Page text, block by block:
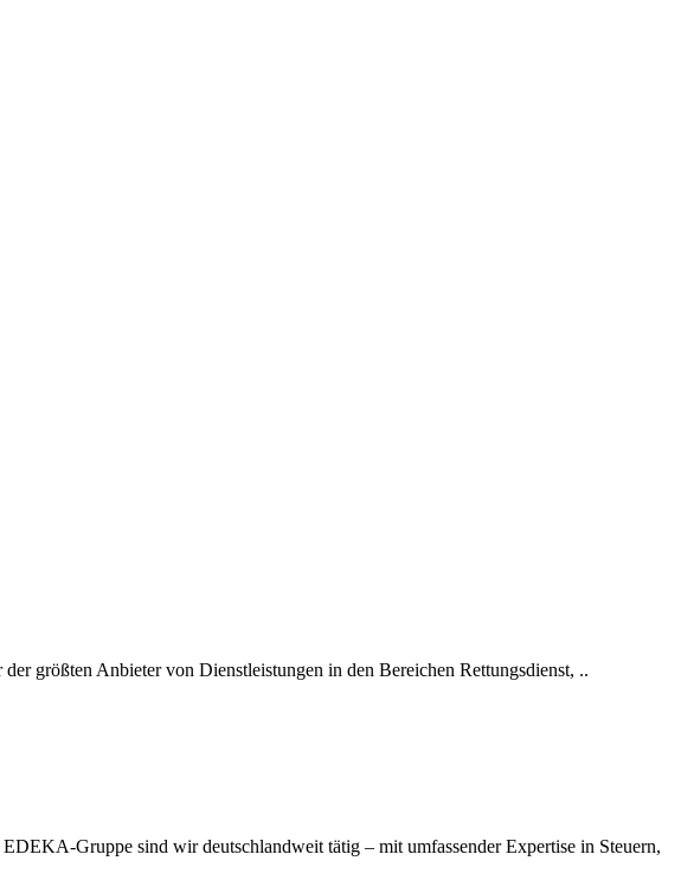
größten Anbieter von Dienstleistungen in den Bereichen Rettungsdienst, ..
Gruppe sind wir deutschlandweit tätig – mit umfassender Expertise in Steuern,